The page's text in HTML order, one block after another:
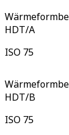
HDT/A
ISO 75
HDT/B
ISO 75